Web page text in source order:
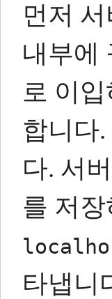
먼저
내부에
로 이
합니다.
다. 서
를 저
타냅니